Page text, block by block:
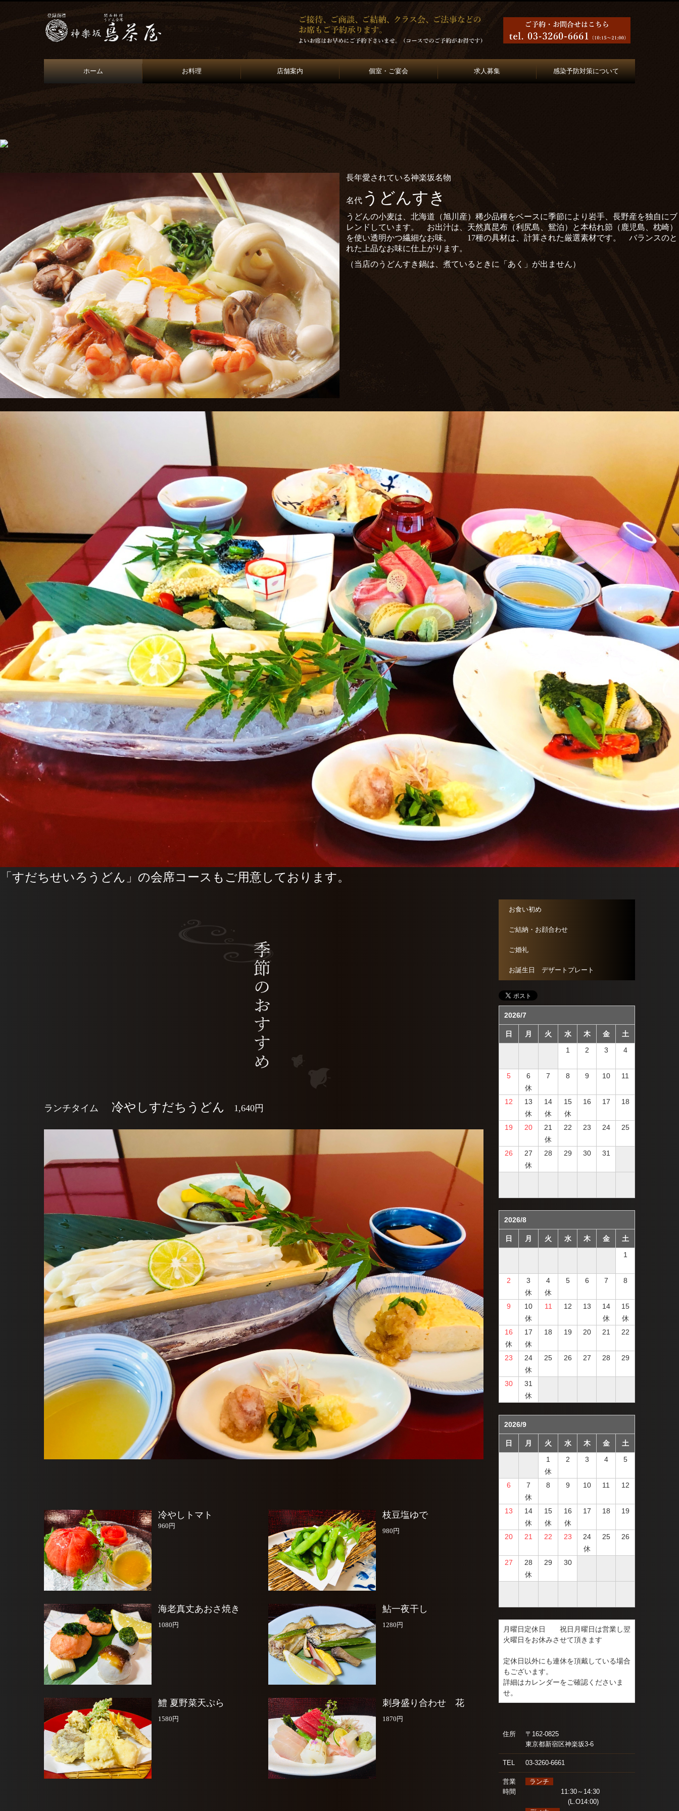
ホーム お料理 店舗案内 個室・ご宴会 求人募集 感染予防対策について
長年愛されている神楽坂名物
名代 うどんすき
うどんの小麦は、北海道（旭川産）稀少品種をベースに季節により岩手、 長野産を独自にブ
レンドしています。 お出汁は、天然真昆布（利尻島、鴛泊）と本枯れ節 （鹿児島、枕崎）
を使い透明かつ繊細なお味。 17種の具材は、計算された厳選素材です。 バランスのと
れた上品なお味に仕上がります。
（当店のうどんすき鍋は、煮ているときに「あく」が出ません）
「すだちせいろうどん」の会席コースもご用意しております。
ランチタイム 冷やしすだちうどん 1,640円
冷やしトマト
960円
枝豆塩ゆで
980円
海老真丈あおさ焼き
1080円
鮎一夜干し
1280円
鱧 夏野菜天ぷら
1580円
刺身盛り合わせ 花
1870円
お食い初め
ご結納・お顔合わせ
ご婚礼
お誕生日 デザートプレート
2026/7
日 月 火 水 木 金
土
1
2 3 4
5
6
休
7 8 9 10 11
12
13
休
14
休
15
休
16 17 18
19 20
21
休
22 23 24 25
26
27
休
28 29 30 31
2026/8
日 月 火 水 木 金
土
1
2
3
休
4
休
5 6 7 8
9
10
休
11 12 13
14
休
15
休
16
休
17
休
18 19 20 21 22
23
24
休
25 26 27 28 29
30
31
休
2026/9
日 月 火 水 木 金
土
1
休
2 3 4 5
6
7
休
8 9 10 11 12
13
14
休
15
休
16
休
17 18 19
20 21 22 23
24
休
25 26
27
28
休
29 30
月曜日定休日　　祝日月曜日は営業し翌
火曜日をお休みさせて頂きます
定休日以外にも連休を頂戴している場合
もございます。
詳細はカレンダーをご確認くださいま
住所
〒162-0825
東京都新宿区神楽坂3-6
TEL 03-3260-6661
営業
時間
ランチ
11:30～14:30
(L.O14:00)